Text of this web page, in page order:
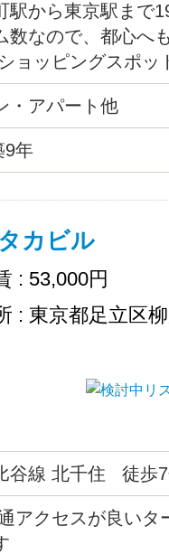
駅から東京駅まで
数なので、都心へ
ョッピングスポッ
も困りません♪ 物
る環境で、治安も
す事ができますよ
などの消耗品は、
・アパート他
年
カビル
: 53,000円
: 東京都足立区
谷線 北千住 徒歩
アクセスが良いタ